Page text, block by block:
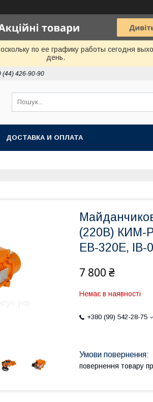
по ее графику работы сегодня
день.
(44) 426-90-90
ДОСТАВКА И ОПЛАТА
(220В) КИМ-Р
ЕВ-320Е, ІВ-
7 800 ₴
Немає в наявності
+380 (99) 542-28-75
повернення товару